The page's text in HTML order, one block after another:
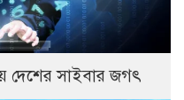
দেশের সাইবার জগৎ